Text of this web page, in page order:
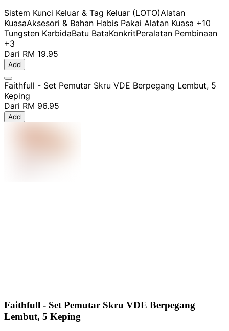
Sistem Kunci Keluar & Tag Keluar (LOTO)Alatan
KuasaAksesori & Bahan Habis Pakai Alatan Kuasa +10
Tungsten KarbidaBatu BataKonkritPeralatan Pembinaan
+3
Dari RM 19.95
Add
Faithfull - Set Pemutar Skru VDE Berpegang Lembut, 5
Keping
Dari RM 96.95
Add
Faithfull - Set Pemutar Skru VDE Berpegang
Lembut, 5 Keping